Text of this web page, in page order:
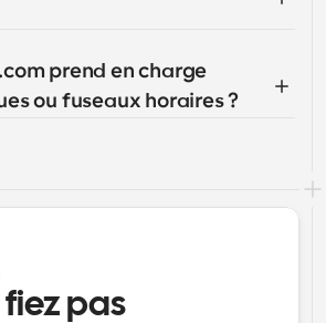
prend en charge
ou fuseaux horaires ?
fiez pas